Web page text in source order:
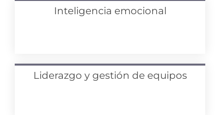
Inteligencia emocional
Liderazgo y gestión de equipos